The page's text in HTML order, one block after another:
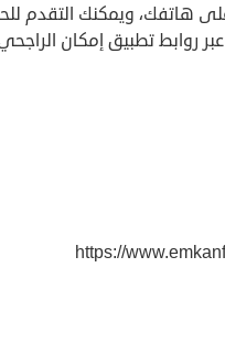
هاتفك، ويمكنك التقدم
روابط تطبيق إمكان